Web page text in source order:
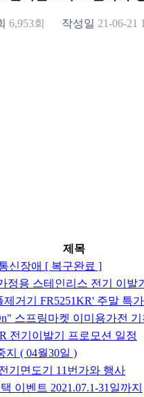
6,953회 작성일 21-06-21
제목
신장애 [ 복구완료 ]
정용 스테인리스 전기 이발
거기 FR5251KR' 주말 특
스프링마켓 이미용가전 기
전기이발기 프로모션 일정
지 ( 04월30일 )
기면도기 11번가와 행사
이벤트 2021.07.1-31일까지